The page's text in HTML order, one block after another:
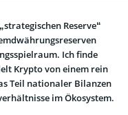
Reserve“
Ich finde
Krypto von einem rein
Teil nationaler Bilanzen
im Ökosystem.